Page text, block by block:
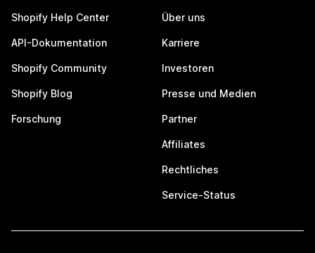
Shopify Help Center
API-Dokumentation
Shopify Community
Shopify Blog
Forschung
Über uns
Karriere
Investoren
Presse und Medien
Partner
Affiliates
Rechtliches
Service-Status